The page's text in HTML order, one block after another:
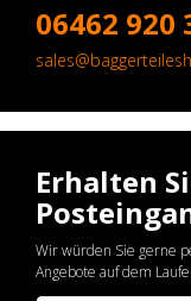
06462 920
Erhalten
Wir würden Sie gerne
Angebote auf dem